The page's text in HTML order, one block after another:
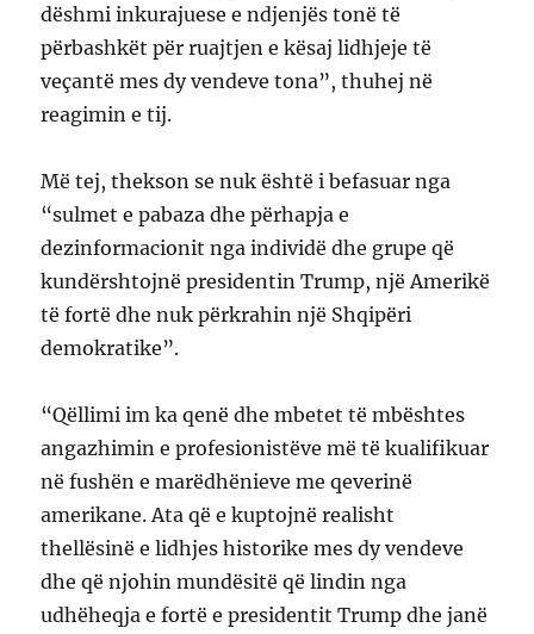
dëshmi inkurajuese e ndjenjës tonë të
përbashkët për ruajtjen e kësaj lidhjeje të
veçantë mes dy vendeve tona”, thuhej në
reagimin e tij.
Më tej, thekson se nuk është i befasuar nga
“sulmet e pabaza dhe përhapja e
dezinformacionit nga individë dhe grupe që
kundërshtojnë presidentin Trump, një Amerikë
të fortë dhe nuk përkrahin një Shqipëri
demokratike”.
“Qëllimi im ka qenë dhe mbetet të mbështes
angazhimin e profesionistëve më të kualifikuar
në fushën e marëdhënieve me qeverinë
amerikane. Ata që e kuptojnë realisht
thellësinë e lidhjes historike mes dy vendeve
dhe që njohin mundësitë që lindin nga
udhëheqja e fortë e presidentit Trump dhe janë